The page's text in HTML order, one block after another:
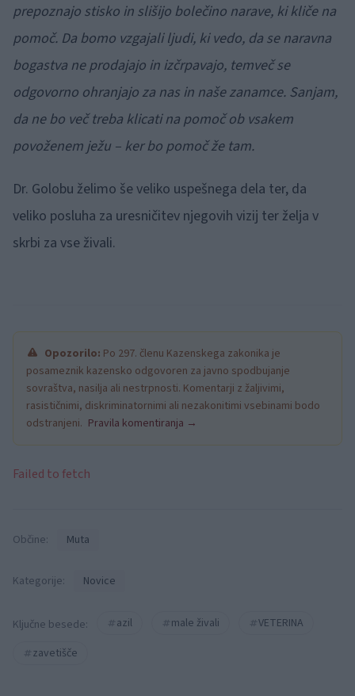
prepoznajo stisko in slišijo bolečino narave, ki kliče na
pomoč. Da bomo vzgajali ljudi, ki vedo, da se naravna
bogastva ne prodajajo in izčrpavajo, temveč se
odgovorno ohranjajo za nas in naše zanamce. Sanjam,
da ne bo več treba klicati na pomoč ob vsakem
povoženem ježu – ker bo pomoč že tam.
Dr. Golobu želimo še veliko uspešnega dela ter, da
veliko posluha za uresničitev njegovih vizij ter želja v
skrbi za vse živali.
Opozorilo: Po 297. členu Kazenskega zakonika je
posameznik kazensko odgovoren za javno spodbujanje
sovraštva, nasilja ali nestrpnosti. Komentarji z žaljivimi,
rasističnimi, diskriminatornimi ali nezakonitimi vsebinami bodo
odstranjeni. Pravila komentiranja →
Failed to fetch
Občine: Muta
Kategorije: Novice
Ključne besede: azil male živali
VETERINA
zavetišče